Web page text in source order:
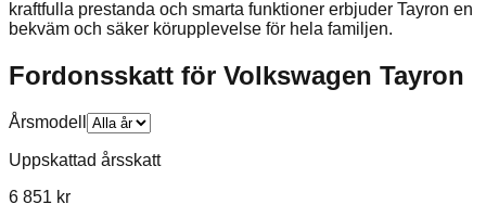
kraftfulla prestanda och smarta funktioner erbjuder Tayron en
bekväm och säker körupplevelse för hela familjen.
Fordonsskatt för Volkswagen Tayron
Årsmodell
Uppskattad årsskatt
6 851 kr